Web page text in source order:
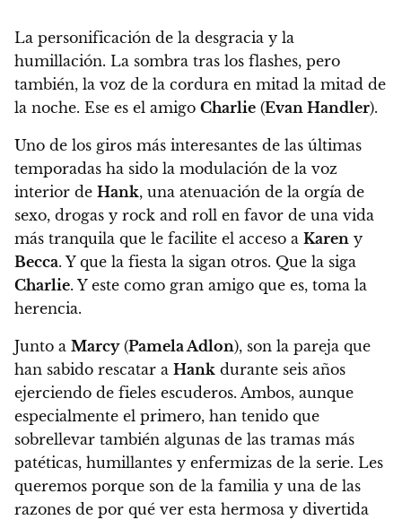
La personificación de la desgracia y la
humillación. La sombra tras los flashes, pero
también, la voz de la cordura en mitad la mitad de
la noche. Ese es el amigo Charlie (Evan Handler).
Uno de los giros más interesantes de las últimas
temporadas ha sido la modulación de la voz
interior de Hank, una atenuación de la orgía de
sexo, drogas y rock and roll en favor de una vida
más tranquila que le facilite el acceso a Karen y
Becca. Y que la fiesta la sigan otros. Que la siga
Charlie. Y este como gran amigo que es, toma la
herencia.
Junto a Marcy(Pamela Adlon), son la pareja que
han sabido rescatar a Hank durante seis años
ejerciendo de fieles escuderos. Ambos, aunque
especialmente el primero, han tenido que
sobrellevar también algunas de las tramas más
patéticas, humillantes y enfermizas de la serie. Les
queremos porque son de la familia y una de las
razones de por qué ver esta hermosa y divertida